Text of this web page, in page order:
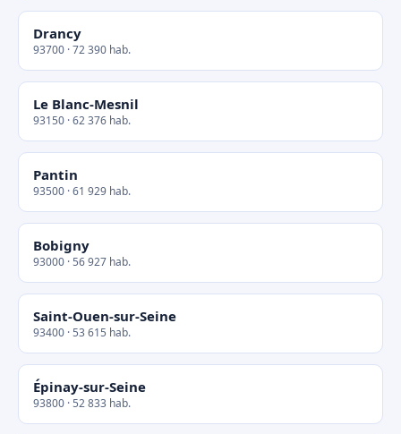
Drancy
93700 · 72 390 hab.
Le Blanc-Mesnil
93150 · 62 376 hab.
Pantin
93500 · 61 929 hab.
Bobigny
93000 · 56 927 hab.
Saint-Ouen-sur-Seine
93400 · 53 615 hab.
Épinay-sur-Seine
93800 · 52 833 hab.